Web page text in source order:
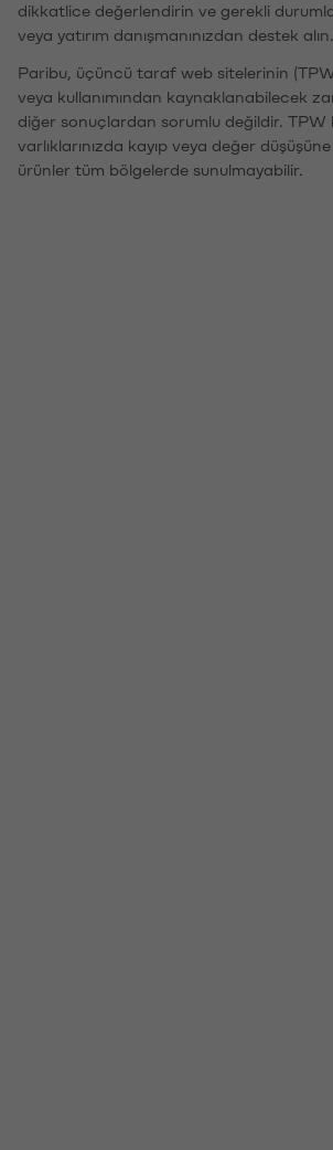
dikkatlice değerlendirin ve gerekli
veya yatırım danışmanınızdan destek alın.
Paribu, üçüncü taraf web sitelerinin
veya kullanımından kaynaklanabilecek
diğer sonuçlardan sorumlu değildir. TPW
varlıklarınızda kayıp veya değer
ürünler tüm bölgelerde sunulmayabilir.